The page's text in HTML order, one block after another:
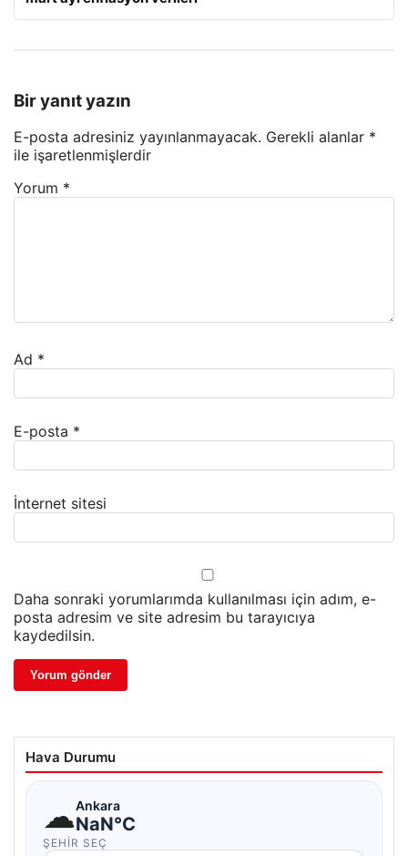
Bir yanıt yazın
E-posta adresiniz yayınlanmayacak. Gerekli alanlar *
ile işaretlenmişlerdir
Yorum *
Ad *
E-posta *
İnternet sitesi
Daha sonraki yorumlarımda kullanılması için adım, e-
posta adresim ve site adresim bu tarayıcıya
kaydedilsin.
Hava Durumu
☁Ankara
NaN°C
ŞEHIR SEÇ